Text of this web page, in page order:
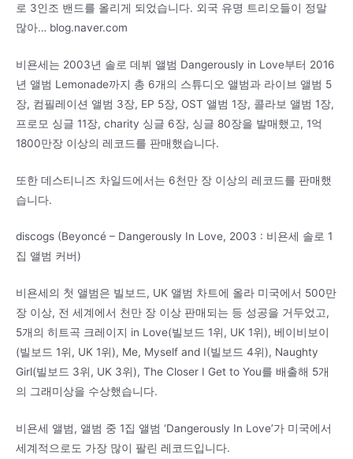
로 3인조 밴드를 올리게 되었습니다. 외국 유명 트리오들이 정말
많아… blog.naver.com
비욘세는 2003년 솔로 데뷔 앨범 Dangerously in Love부터 2016
년 앨범 Lemonade까지 총 6개의 스튜디오 앨범과 라이브 앨범 5
장, 컴필레이션 앨범 3장, EP 5장, OST 앨범 1장, 콜라보 앨범 1장,
프로모 싱글 11장, charity 싱글 6장, 싱글 80장을 발매했고, 1억
1800만장 이상의 레코드를 판매했습니다.
또한 데스티니즈 차일드에서는 6천만 장 이상의 레코드를 판매했
습니다.
discogs (Beyoncé – Dangerously In Love, 2003 : 비욘세 솔로 1
집 앨범 커버)
비욘세의 첫 앨범은 빌보드, UK 앨범 차트에 올라 미국에서 500만
장 이상, 전 세계에서 천만 장 이상 판매되는 등 성공을 거두었고,
5개의 히트곡 크레이지 in Love(빌보드 1위, UK 1위), 베이비보이
(빌보드 1위, UK 1위), Me, Myself and I(빌보드 4위), Naughty
Girl(빌보드 3위, UK 3위), The Closer I Get to You를 배출해 5개
의 그래미상을 수상했습니다.
비욘세 앨범, 앨범 중 1집 앨범 ‘Dangerously In Love’가 미국에서
세계적으로도 가장 많이 팔린 레코드입니다.